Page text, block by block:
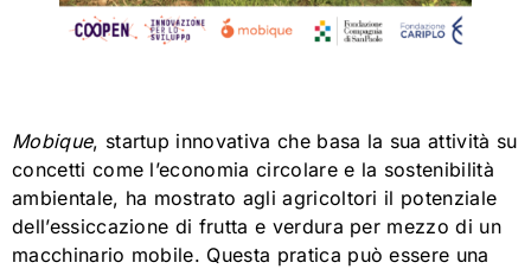
Mobique, startup innovativa che basa la sua attività su
concetti come l’economia circolare e la sostenibilità
ambientale, ha mostrato agli agricoltori il potenziale
dell’essiccazione di frutta e verdura per mezzo di un
macchinario mobile. Questa pratica può essere una